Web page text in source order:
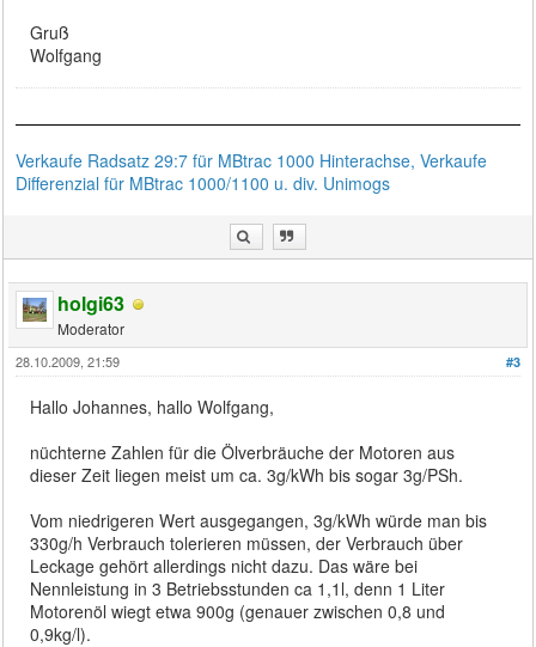
Gruß
Wolfgang
Verkaufe Radsatz 29:7 für MBtrac 1000 Hinterachse, Verkaufe
Differenzial für MBtrac 1000/1100 u. div. Unimogs
holgi63
Moderator
#3
28.10.2009, 21:59
Hallo Johannes, hallo Wolfgang,
nüchterne Zahlen für die Ölverbräuche der Motoren aus
dieser Zeit liegen meist um ca. 3g/kWh bis sogar 3g/PSh.
Vom niedrigeren Wert ausgegangen, 3g/kWh würde man bis
330g/h Verbrauch tolerieren müssen, der Verbrauch über
Leckage gehört allerdings nicht dazu. Das wäre bei
Nennleistung in 3 Betriebsstunden ca 1,1l, denn 1 Liter
Motorenöl wiegt etwa 900g (genauer zwischen 0,8 und
0,9kg/l).